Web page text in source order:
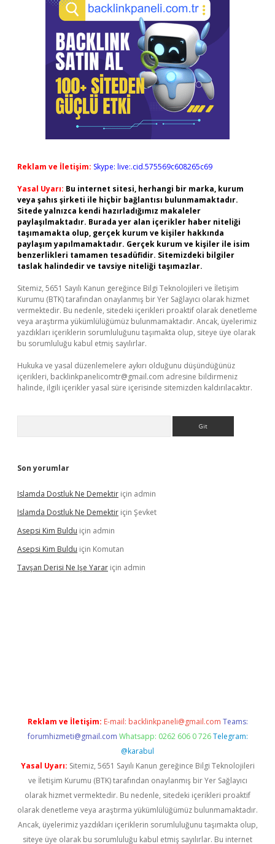
Reklam ve İletişim: Skype: live:.cid.575569c608265c69
Yasal Uyarı: Bu internet sitesi, herhangi bir marka, kurum
veya şahıs şirketi ile hiçbir bağlantısı bulunmamaktadır.
Sitede yalnızca kendi hazırladığımız makaleler
paylaşılmaktadır. Burada yer alan içerikler haber niteliği
taşımamakta olup, gerçek kurum ve kişiler hakkında
paylaşım yapılmamaktadır. Gerçek kurum ve kişiler ile isim
benzerlikleri tamamen tesadüfidir. Sitemizdeki bilgiler
taslak halindedir ve tavsiye niteliği taşımazlar.
Sitemiz, 5651 Sayılı Kanun gereğince Bilgi Teknolojileri ve İletişim
Kurumu (BTK) tarafından onaylanmış bir Yer Sağlayıcı olarak hizmet
vermektedir. Bu nedenle, sitedeki içerikleri proaktif olarak denetleme
veya araştırma yükümlülüğümüz bulunmamaktadır. Ancak, üyelerimiz
yazdıkları içeriklerin sorumluluğunu taşımakta olup, siteye üye olarak
bu sorumluluğu kabul etmiş sayılırlar.
Hukuka ve yasal düzenlemelere aykırı olduğunu düşündüğünüz
içerikleri, backlinkpanelicomtr@gmail.com adresine bildirmeniz
halinde, ilgili içerikler yasal süre içerisinde sitemizden kaldırılacaktır.
Son yorumlar
Islamda Dostluk Ne Demektir için admin
Islamda Dostluk Ne Demektir için Şevket
Asepsi Kim Buldu için admin
Asepsi Kim Buldu için Komutan
Tavşan Derisi Ne Işe Yarar için admin
Reklam ve İletişim: E-mail: backlinkpaneli@gmail.com Teams:
forumhizmeti@gmail.com Whatsapp: 0262 606 0 726 Telegram:
@karabul
Yasal Uyarı: Sitemiz, 5651 Sayılı Kanun gereğince Bilgi Teknolojileri
ve İletişim Kurumu (BTK) tarafından onaylanmış bir Yer Sağlayıcı
olarak hizmet vermektedir. Bu nedenle, sitedeki içerikleri proaktif
olarak denetleme veya araştırma yükümlülüğümüz bulunmamaktadır.
Ancak, üyelerimiz yazdıkları içeriklerin sorumluluğunu taşımakta olup,
siteye üye olarak bu sorumluluğu kabul etmiş sayılırlar. Bu internet